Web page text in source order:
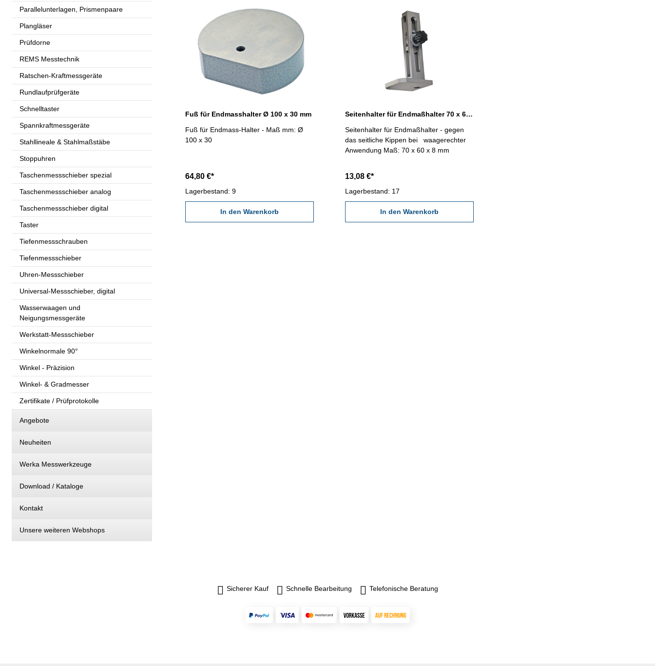
Parallelunterlagen, Prismenpaare
Plangläser
Prüfdorne
REMS Messtechnik
Ratschen-Kraftmessgeräte
Rundlaufprüfgeräte
Schnelltaster
Spannkraftmessgeräte
Stahllineale & Stahlmaßstäbe
Stoppuhren
Taschenmessschieber spezial
Taschenmessschieber analog
Taschenmessschieber digital
Taster
Tiefenmessschrauben
Tiefenmessschieber
Uhren-Messschieber
Universal-Messschieber, digital
Wasserwaagen und
Neigungsmessgeräte
Werkstatt-Messschieber
Winkelnormale 90°
Winkel - Präzision
Winkel- & Gradmesser
Zertifikate / Prüfprotokolle
Angebote
Neuheiten
Werka Messwerkzeuge
Download / Kataloge
Kontakt
Unsere weiteren Webshops
Fuß für Endmasshalter Ø 100 x 30 mm
Fuß für Endmass-Halter - Maß mm: Ø
100 x 30
64,80 €*
Lagerbestand: 9
In den Warenkorb
Seitenhalter für Endmaßhalter 70 x 60 x 8 mm
Seitenhalter für Endmaßhalter - gegen
das seitliche Kippen bei waagerechter
Anwendung Maß: 70 x 60 x 8 mm
13,08 €*
Lagerbestand: 17
In den Warenkorb
Sicherer Kauf Schnelle Bearbeitung Telefonische Beratung